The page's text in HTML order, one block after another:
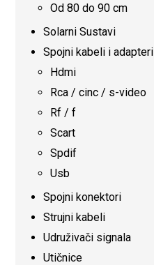
Od 80 do 90 cm
Solarni Sustavi
Spojni kabeli i adapteri
Hdmi
Rca / cinc / s-video
Rf / f
Scart
Spdif
Usb
Spojni konektori
Strujni kabeli
Udruživači signala
Utičnice